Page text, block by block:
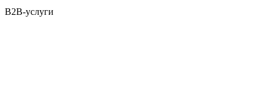
B2B-услуги